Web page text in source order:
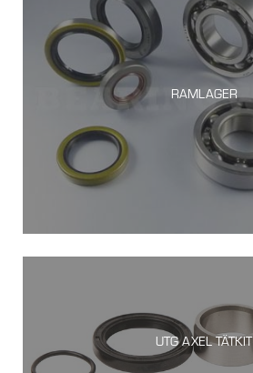
RAMLAGER
UTG AXEL TÄTKIT